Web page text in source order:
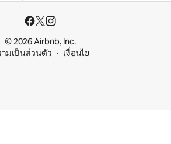
© 2026 Airbnb, Inc.
ามเป็นส่วนตัว
เงื่อนไข